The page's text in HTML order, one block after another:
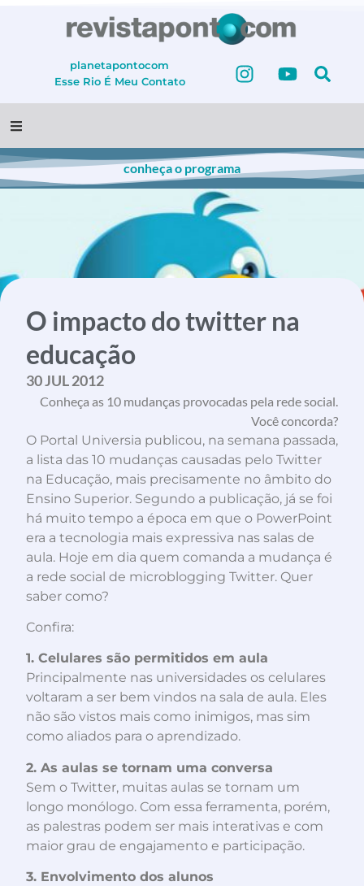
planetapontocom
Esse Rio É Meu Contato
conheça o programa
O impacto do twitter na
educação
30 JUL 2012
Conheça as 10 mudanças provocadas pela rede social.
Você concorda?
O Portal Universia publicou, na semana passada,
a lista das 10 mudanças causadas pelo Twitter
na Educação, mais precisamente no âmbito do
Ensino Superior. Segundo a publicação, já se foi
há muito tempo a época em que o PowerPoint
era a tecnologia mais expressiva nas salas de
aula. Hoje em dia quem comanda a mudança é
a rede social de microblogging Twitter. Quer
saber como?
Confira:
1. Celulares são permitidos em aula
Principalmente nas universidades os celulares
voltaram a ser bem vindos na sala de aula. Eles
não são vistos mais como inimigos, mas sim
como aliados para o aprendizado.
2. As aulas se tornam uma conversa
Sem o Twitter, muitas aulas se tornam um
longo monólogo. Com essa ferramenta, porém,
as palestras podem ser mais interativas e com
maior grau de engajamento e participação.
3. Envolvimento dos alunos